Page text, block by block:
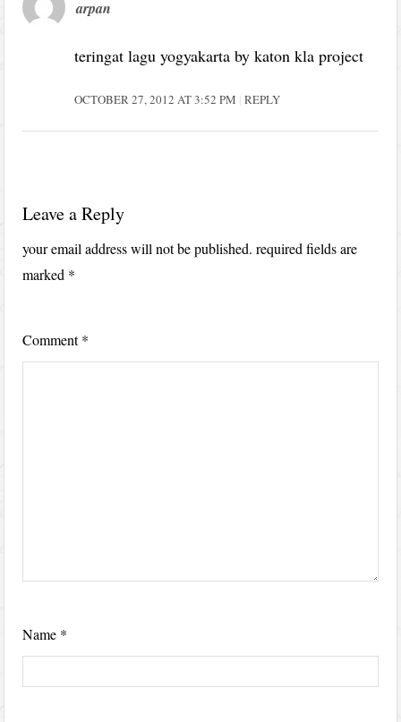
arpan
teringat lagu yogyakarta by katon kla project
OCTOBER 27, 2012 AT 3:52 PM REPLY
Leave a Reply
your email address will not be published. required fields are
marked *
Comment*
Name *